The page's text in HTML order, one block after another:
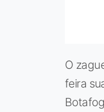
O
feira